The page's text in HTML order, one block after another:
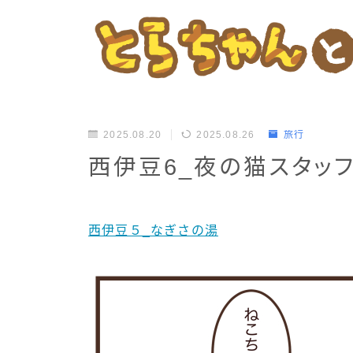
2025.08.20 2025.08.26 旅行
西伊豆6_夜の猫スタッ
西伊豆５_なぎさの湯